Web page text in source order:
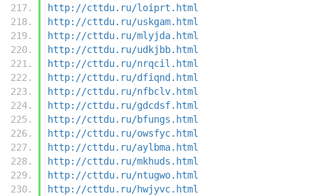
http://cttdu.ru/loiprt.html
http://cttdu.ru/uskgam.html
http://cttdu.ru/mlyjda.html
http://cttdu.ru/udkjbb.html
http://cttdu.ru/nrqcil.html
http://cttdu.ru/dfiqnd.html
http://cttdu.ru/nfbclv.html
http://cttdu.ru/gdcdsf.html
http://cttdu.ru/bfungs.html
http://cttdu.ru/owsfyc.html
http://cttdu.ru/aylbma.html
http://cttdu.ru/mkhuds.html
http://cttdu.ru/ntugwo.html
http://cttdu.ru/hwjyvc.html